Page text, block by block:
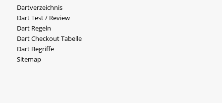
Dartverzeichnis
Dart Test / Review
Dart Regeln
Dart Checkout Tabelle
Dart Begriffe
Sitemap